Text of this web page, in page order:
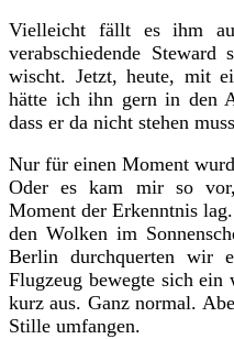
Vielleicht fällt es ihm
verabschiedende
wischt. Jetzt, heute, mit
hätte ich ihn gern in den
dass er da nicht stehen
Nur für einen Moment
Oder es kam mir so
Moment der Erkenntnis
den Wolken im
Berlin durchquerten wir
Flugzeug bewegte sich
kurz aus. Ganz normal.
Stille umfangen.